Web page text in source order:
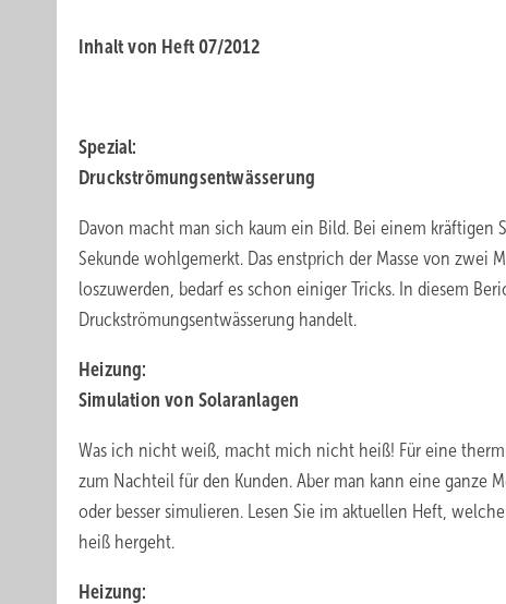
Inhalt von Heft 07/2012
Spezial:
Druckströmungsentwässerung
Davon macht man sich kaum ein Bild. Bei einem
Sekunde wohlgemerkt. Das enstprich der Masse von zwei
loszuwerden, bedarf es schon einiger Tricks. In diesem
Druckströmungsentwässerung handelt.
Heizung:
Simulation von Solaranlagen
Was ich nicht weiß, macht mich nicht heiß! Für eine
zum Nachteil für den Kunden. Aber man kann eine ganze
oder besser simulieren. Lesen Sie im aktuellen Heft,
heiß hergeht.
Heizung: